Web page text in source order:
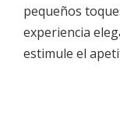
pequeños
experiencia
estimule el